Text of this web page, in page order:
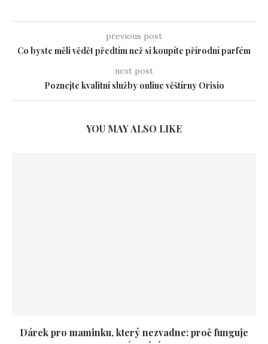
previous post
Co byste měli vědět předtím než si koupíte přírodní parfém
next post
Poznejte kvalitní služby online věštírny Orisio
YOU MAY ALSO LIKE
Dárek pro maminku, který nezvadne: proč funguje